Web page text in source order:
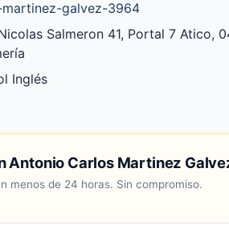
galvez-3964
Salmeron 41, Portal 7 Atico,
Inglés
Antonio Carlos Martinez
menos de 24 horas. Sin compromiso.